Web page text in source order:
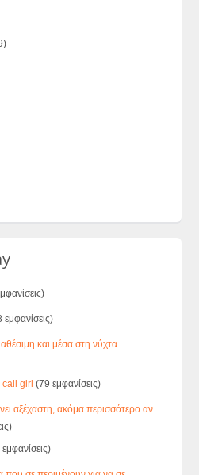
εμφανίσεις)
και μέσα στη νύχτα
call girl (79 εμφανίσεις)
αξέχαστη, ακόμα περισσότερο αν